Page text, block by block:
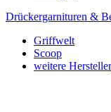
Drückergarnituren &
Griffwelt
Scoop
weitere Hersteller